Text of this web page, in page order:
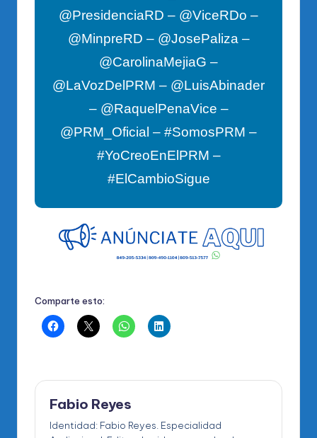
@PresidenciaRD – @ViceRDo –
@MinpreRD – @JosePaliza –
@CarolinaMejiaG –
@LaVozDelPRM – @LuisAbinader
– @RaquelPenaVice –
@PRM_Oficial – #SomosPRM –
#YoCreoEnElPRM –
#ElCambioSigue
Comparte esto:
Fabio Reyes
Identidad: Fabio Reyes. Especialidad